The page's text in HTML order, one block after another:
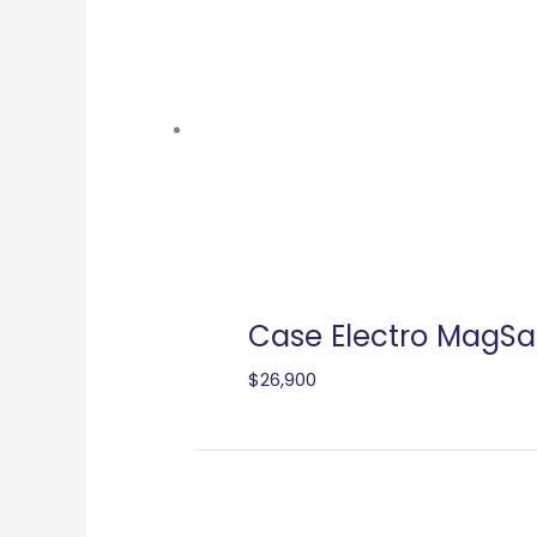
Case Electro
$26,900